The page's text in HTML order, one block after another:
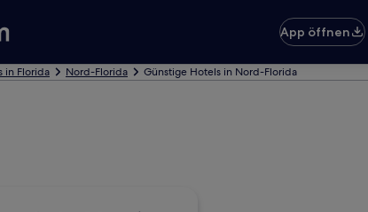
App öffnen
in Florida Nord-Florida Günstige Hotels in Nord-Florida